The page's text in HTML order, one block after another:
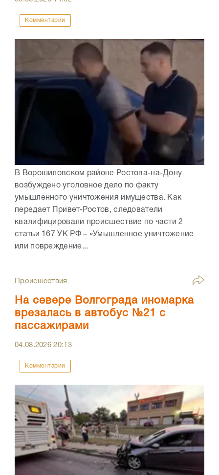
Комментарии
В Ворошиловском районе Ростова-на-Дону
возбуждено уголовное дело по факту
умышленного уничтожения имущества. Как
передает Привет-Ростов, следователи
квалифицировали происшествие по части 2
статьи 167 УК РФ – «Умышленное уничтожение
или повреждение...
Происшествия
На севере Волгограда иномарка
врезалась в автобус №21 с
пассажирами
04.08.202620:13
Комментарии